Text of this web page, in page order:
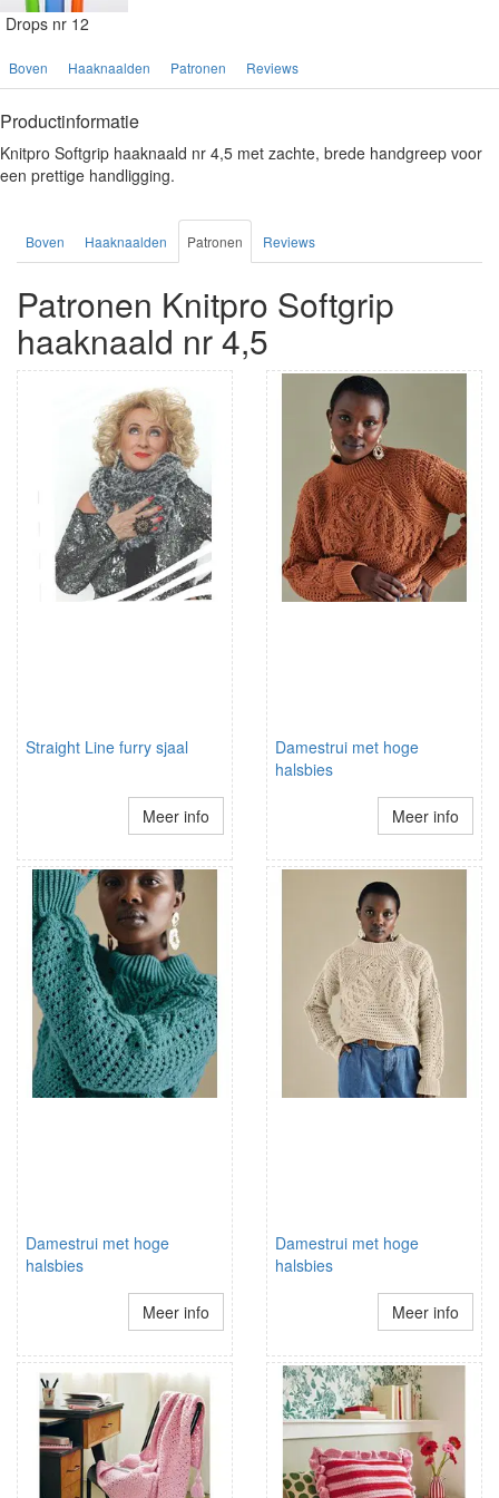
Drops nr 12
Boven Haaknaalden Patronen Reviews
Productinformatie
Knitpro Softgrip haaknaald nr 4,5 met zachte, brede handgreep voor
een prettige handligging.
Boven Haaknaalden Patronen Reviews
Patronen Knitpro Softgrip
haaknaald nr 4,5
Straight Line furry sjaal
Meer info
Damestrui met hoge
halsbies
Meer info
Damestrui met hoge
halsbies
Meer info
Damestrui met hoge
halsbies
Meer info